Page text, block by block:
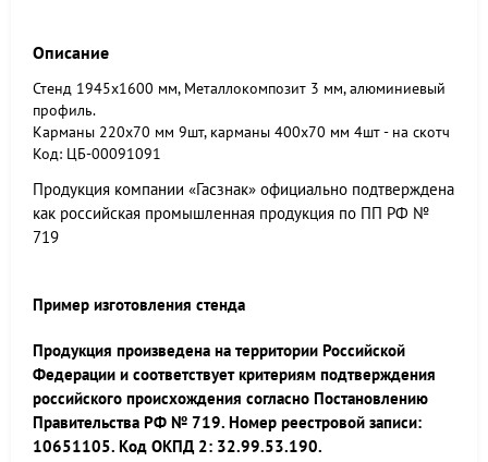
Описание
Стенд 1945x1600 мм, Металлокомпозит 3 мм, алюминиевый
профиль.
Карманы 220х70 мм 9шт, карманы 400х70 мм 4шт - на скотч
Код: ЦБ-00091091
Продукция компании «Гасзнак» официально подтверждена
как российская промышленная продукция по ПП РФ №
719
Пример изготовления стенда
Продукция произведена на территории Российской
Федерации и соответствует критериям подтверждения
российского происхождения согласно Постановлению
Правительства РФ № 719. Номер реестровой записи:
10651105. Код ОКПД 2: 32.99.53.190.